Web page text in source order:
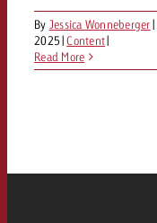
By Jessica Wonneberger|
2025|Content|
Read More